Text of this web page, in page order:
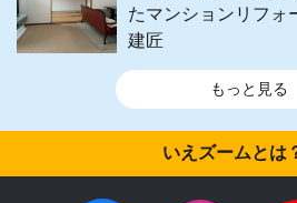
たマンションリフ
建匠
もっと見る
いえズームとは